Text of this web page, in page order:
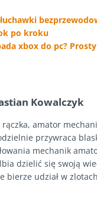
po kroku
xbox do pc?
Kowalczyk
rączka, amator
przywraca
mechanik
dzielić się swoją
bierze udział w zlotach